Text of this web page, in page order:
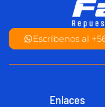
Escríbenos al
Enlaces